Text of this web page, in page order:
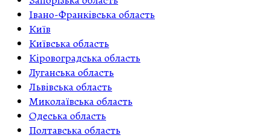
Івано-Франківська область
Київ
Київська область
Кіровоградська область
Луганська область
Львівська область
Миколаївська область
Одеська область
Полтавська область